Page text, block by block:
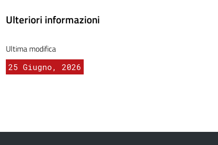
Ulteriori informazioni
Ultima modifica
25 Giugno, 2026